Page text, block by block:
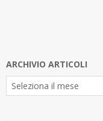
ARCHIVIO ARTICOLI
Archivio
Articoli